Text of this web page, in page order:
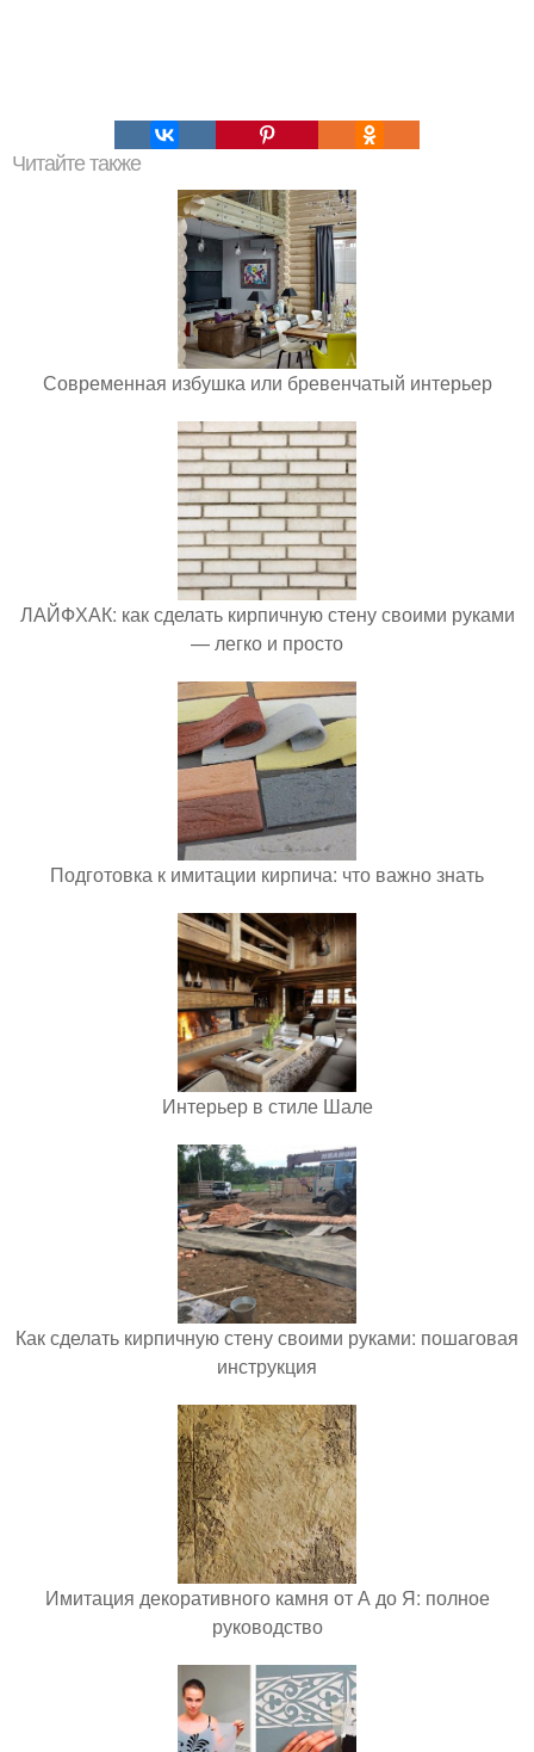
Читайте также
Современная избушка или бревенчатый интерьер
ЛАЙФХАК: как сделать кирпичную стену своими руками
— легко и просто
Подготовка к имитации кирпича: что важно знать
Интерьер в стиле Шале
Как сделать кирпичную стену своими руками: пошаговая
инструкция
Имитация декоративного камня от А до Я: полное
руководство